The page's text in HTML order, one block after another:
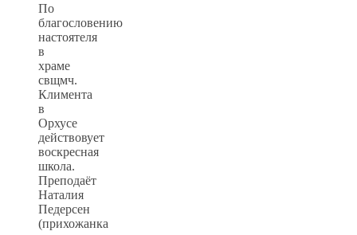
По
благословению
настоятеля
в
храме
свщмч.
Климента
в
Орхусе
действовует
воскресная
школа.
Преподаёт
Наталия
Педерсен
(прихожанка